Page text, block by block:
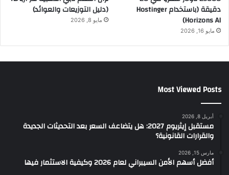
دقيقة (باستخدام Hostinger
Horizons AI)
مايو 16, 2026
(دليل التوزيعات والعوائد)
مايو 8, 2026
Most Viewed Posts
أبريل 8, 2026
مستقبل إيثريوم 2027: هل يتضاعف السعر بعد التحديثات الجديدة
والقرارات القانونية؟
مارس 15, 2026
أفضل أسهم الأمن السيبراني لعام 2026 وكيفية الاستثمار فيها